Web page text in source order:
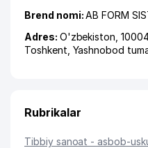
Brend nomi:AB FORM
Adres: O'zbekiston,
Toshkent Yashnobod
Rubrikalar
Tibbiy sanoat - asbob-